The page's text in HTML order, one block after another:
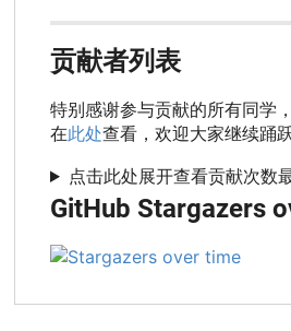
贡献者列表
特别感谢参与贡献的所有同学
在此处查看，欢迎大家继续踊
点击此处展开查看贡献次数
GitHub Stargazers